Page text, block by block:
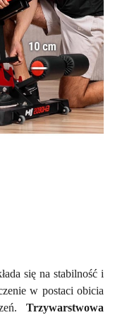
się na stabilność i
w postaci obicia
Trzywarstwowa